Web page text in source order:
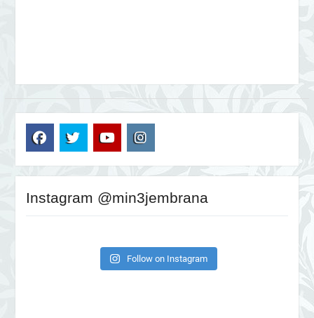
Instagram @min3jembrana
Follow on Instagram